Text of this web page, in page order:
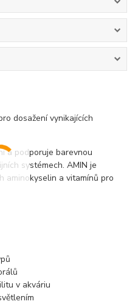
dosažení vynikajících
a podporuje barevnou
systémech. AMIN je
aminokyselin a vitamínů pro
v akváriu